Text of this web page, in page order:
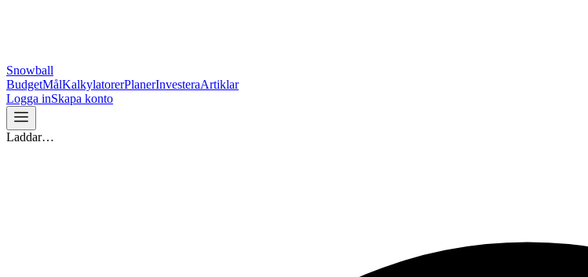
Snowball
BudgetMålKalkylatorerPlanerInvesteraArtiklar
Logga inSkapa konto
Laddar…